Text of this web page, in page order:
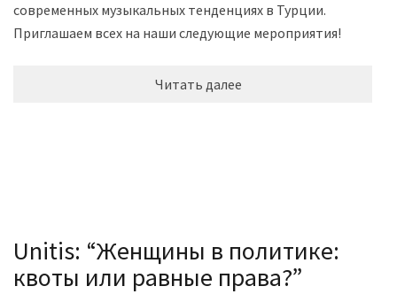
современных музыкальных тенденциях в Турции.
Приглашаем всех на наши следующие мероприятия!
Читать далее
Unitis: “Женщины в политике:
квоты или равные права?”